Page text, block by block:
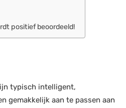
positief beoordeeld!
typisch intelligent,
gemakkelijk aan te passen aan